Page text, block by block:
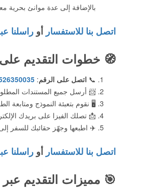
بالإضافة إلى عدة موانئ بحرية
اتصل بنا للاستفسار أو راسلنا
🧭 خطوات التقديم على
📞 اتصل على الرقم:
📨 أرسل جميع المستندات
🖥️ نقوم بتعبئة النموذج ومتابعة
📩 تصلك الفيزا على بريدك
✈️ اطبعها وجهّز حقائبك للسفر إلى
اتصل بنا للاستفسار أو راسلنا
🎯 مميزات التقديم